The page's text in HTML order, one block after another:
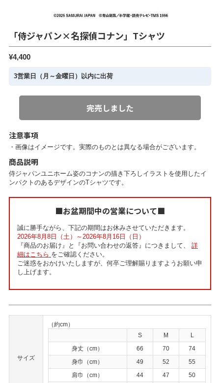
「侍ジャパン×名探偵コナン」Tシャツ
¥4,400
3営業日（月～金曜日）以内に出荷
完売しました
注意事項
・画像はイメージです。実際のものとは異なる場合がございます。
商品説明
侍ジャパンユニホーム姿のコナンの描き下ろしイラストを使用したイ
ンパクトのあるデザインのTシャツです。
■お盆期間中の営業について■
誠に勝手ながら、下記の期間はお休みさせていただきます。
2026年8月8日（土）～2026年8月16日（日）
『商品のお届け』と『お問い合わせの返答』につきまして、 詳
細はこちら をご確認ください。
ご迷惑をおかけいたしますが、何卒ご理解賜りますようお願い申
し上げます。
サイズ
（約cm）
S
M
L
身丈（cm）
66 70
74
身巾（cm）
49 52
55
肩巾（cm）
44 47
50